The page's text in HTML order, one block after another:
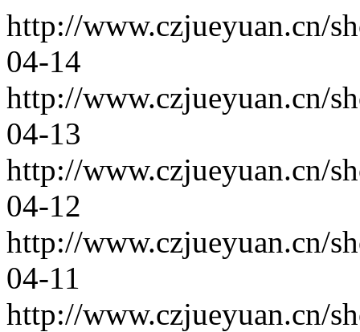
http://www.czjueyuan.cn/
04-14
http://www.czjueyuan.cn/
04-13
http://www.czjueyuan.cn/
04-12
http://www.czjueyuan.cn/
04-11
http://www.czjueyuan.cn/